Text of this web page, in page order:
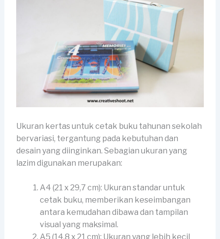
Ukuran kertas untuk cetak buku tahunan sekolah
bervariasi, tergantung pada kebutuhan dan
desain yang diinginkan. Sebagian ukuran yang
lazim digunakan merupakan:
A4 (21 x 29,7 cm): Ukuran standar untuk
cetak buku, memberikan keseimbangan
antara kemudahan dibawa dan tampilan
visual yang maksimal.
A5 (14,8 x 21 cm): Ukuran yang lebih kecil